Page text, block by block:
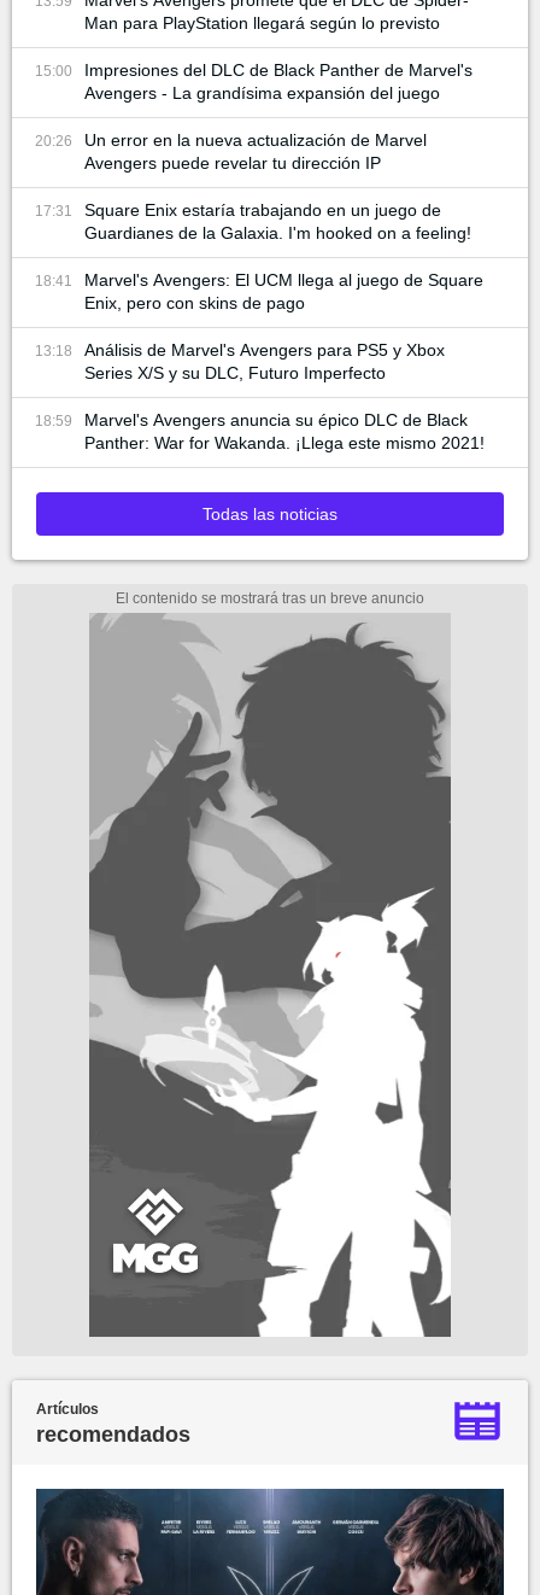
Man para PlayStation llegará según lo previsto
15:00
Impresiones del DLC de Black Panther de Marvel's
Avengers - La grandísima expansión del juego
20:26
Un error en la nueva actualización de Marvel
Avengers puede revelar tu dirección IP
17:31
Square Enix estaría trabajando en un juego de
Guardianes de la Galaxia. I'm hooked on a feeling!
18:41
Marvel's Avengers: El UCM llega al juego de Square
Enix, pero con skins de pago
13:18
Análisis de Marvel's Avengers para PS5 y Xbox
Series X/S y su DLC, Futuro Imperfecto
18:59
Marvel's Avengers anuncia su épico DLC de Black
Panther: War for Wakanda. ¡Llega este mismo 2021!
Todas las noticias
Artículos
recomendados